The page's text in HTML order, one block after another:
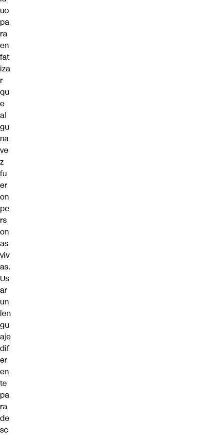
uo
pa
ra
en
fat
iza
r
qu
e
al
gu
na
ve
z
fu
er
on
pe
rs
on
as
viv
as.
Us
ar
un
len
gu
aje
dif
er
en
te
pa
ra
de
sc